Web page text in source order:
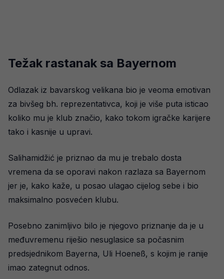
Težak rastanak sa Bayernom
Odlazak iz bavarskog velikana bio je veoma emotivan
za bivšeg bh. reprezentativca, koji je više puta isticao
koliko mu je klub značio, kako tokom igračke karijere
tako i kasnije u upravi.
Salihamidžić je priznao da mu je trebalo dosta
vremena da se oporavi nakon razlaza sa Bayernom
jer je, kako kaže, u posao ulagao cijelog sebe i bio
maksimalno posvećen klubu.
Posebno zanimljivo bilo je njegovo priznanje da je u
međuvremenu riješio nesuglasice sa počasnim
predsjednikom Bayerna, Uli Hoeneß, s kojim je ranije
imao zategnut odnos.